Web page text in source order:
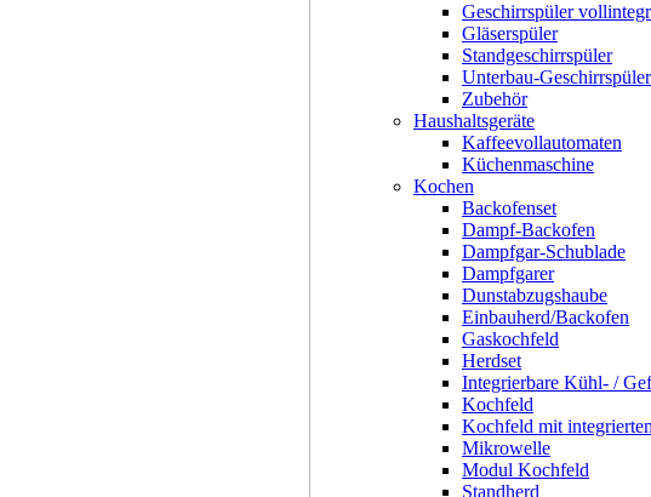
Geschirrspüler
Gläserspüler
Standgeschirrspüler
Unterbau-Geschirrspüler
Zubehör
Haushaltsgeräte
Kaffeevollautomaten
Küchenmaschine
Kochen
Backofenset
Dampf-Backofen
Dampfgar-Schublade
Dampfgarer
Dunstabzugshaube
Einbauherd/Backofen
Gaskochfeld
Herdset
Integrierbare Kühl- /
Kochfeld
Kochfeld mit
Mikrowelle
Modul Kochfeld
Standherd